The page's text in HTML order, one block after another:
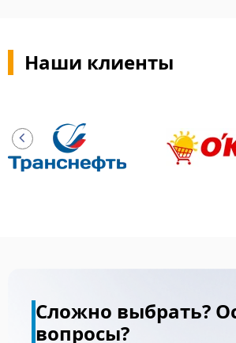
Наши клиенты
Сложно выбрать?
вопросы?